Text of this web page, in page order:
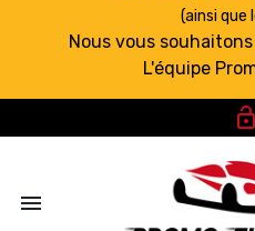
(ainsi que
Nous vous
L'équipe
lock_open
